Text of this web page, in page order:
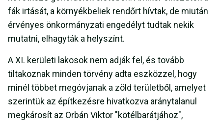
fák irtását, a környékbeliek rendőrt hívtak, de miután
érvényes önkormányzati engedélyt tudtak nekik
mutatni, elhagyták a helyszínt.
A XI. kerületi lakosok nem adják fel, és tovább
tiltakoznak minden törvény adta eszközzel, hogy
minél többet megóvjanak a zöld területből, amelyet
szerintük az építkezésre hivatkozva aránytalanul
megkárosít az Orbán Viktor "kötélbarátjához",